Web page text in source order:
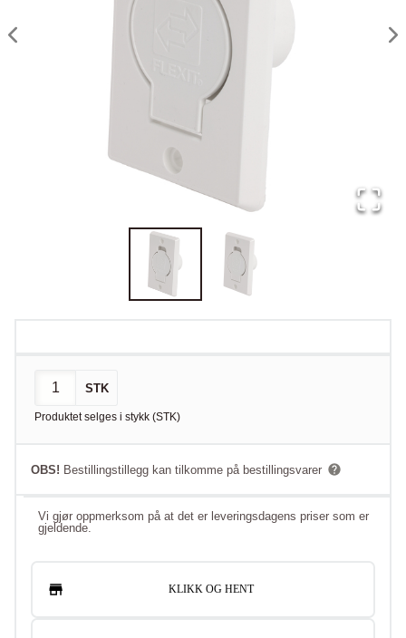
STK
Produktet selges i stykk (STK)
OBS! Bestillingstillegg kan tilkomme på bestillingsvarer
Vi gjør oppmerksom på at det er leveringsdagens priser som er
gjeldende.
KLIKK OG HENT